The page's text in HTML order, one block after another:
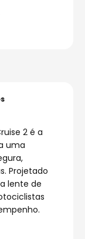
2 é a
uma
Projetado
lente de